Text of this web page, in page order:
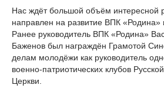
Нас ждёт большой объём интересной
направлен на развитие ВПК «Родина»
Ранее руководитель ВПК «Родина»
Баженов был награждён Грамотой
делам молодёжи как руководитель
военно-патриотических клубов
Церкви.